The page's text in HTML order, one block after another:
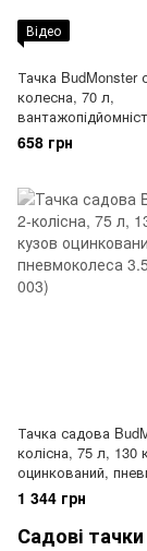
Відео
Тачка BudMonster
колесна, 70 л,
(01-009)
658 грн
Тачка садова
колісна, 75 л, 130
оцинкований,
3.5х8, (01-003)
1 344 грн
Садові